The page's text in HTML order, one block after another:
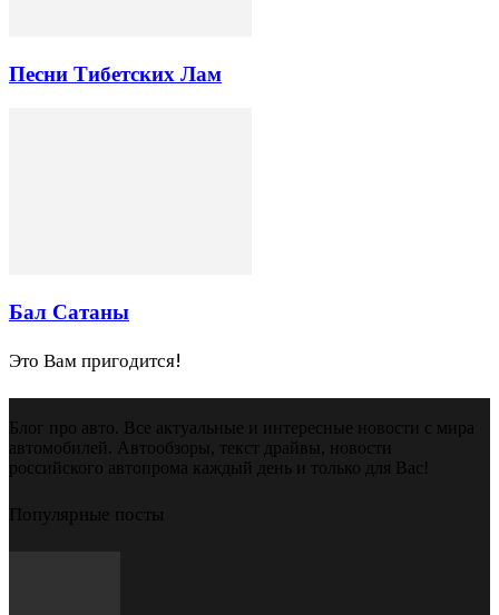
Песни Тибетских Лам
Бал Сатаны
Это Вам пригодится!
Блог про авто. Все актуальные и интересные новости с мира
автомобилей. Автообзоры, текст драйвы, новости
российского автопрома каждый день и только для Вас!
Популярные посты